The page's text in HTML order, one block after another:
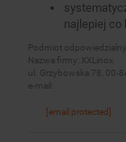
najlepiej co
Podmiot odpowiedzialny
Nazwa firmy: XXLinox
ul. Grzybowska 78, 00-
e-mail:
[email protected]